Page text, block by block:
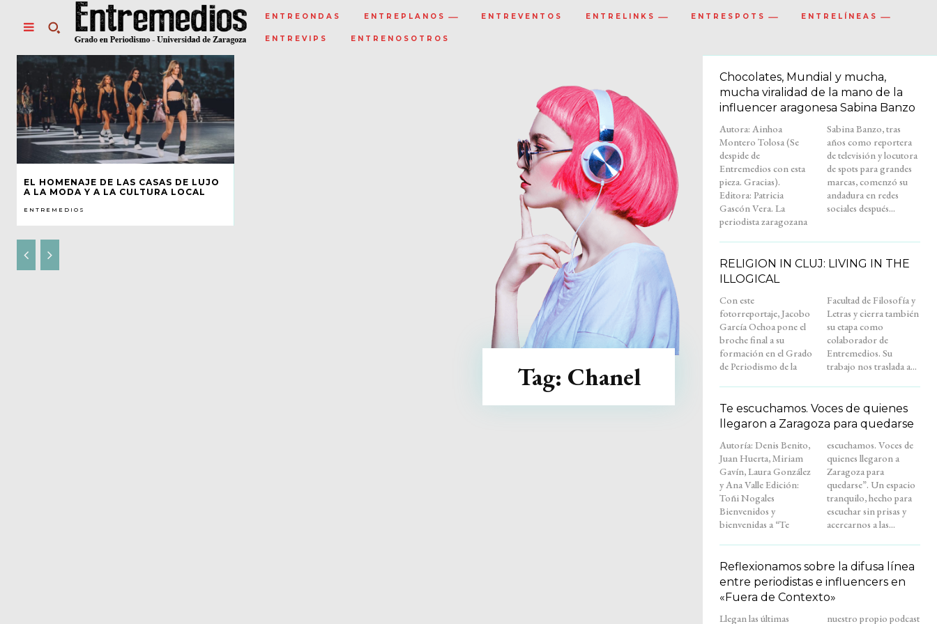
ENTREONDAS ENTREPLANOS ENTREVENTOS ENTRELINKS ENTRESPOTS ENTRELÍNEAS
ENTREVIPS ENTRENOSOTROS
EL HOMENAJE DE LAS CASAS DE LUJO
A LA MODA Y A LA CULTURA LOCAL
ENTREMEDIOS
Tag: Chanel
Chocolates, Mundial y mucha,
mucha viralidad de la mano de la
influencer aragonesa Sabina Banzo
Autora: Ainhoa
Montero Tolosa (Se
despide de
Entremedios con esta
pieza. Gracias).
Editora: Patricia
Gascón Vera. La
periodista zaragozana
Sabina Banzo, tras
años como reportera
de televisión y locutora
de spots para grandes
marcas, comenzó su
andadura en redes
sociales después...
RELIGION IN CLUJ: LIVING IN THE
ILLOGICAL
Con este
fotorreportaje, Jacobo
García Ochoa pone el
broche final a su
formación en el Grado
de Periodismo de la
Facultad de Filosofía y
Letras y cierra también
su etapa como
colaborador de
Entremedios. Su
trabajo nos traslada a...
Te escuchamos. Voces de quienes
llegaron a Zaragoza para quedarse
Autoría: Denis Benito,
Juan Huerta, Miriam
Gavín, Laura González
y Ana Valle Edición:
Toñi Nogales
Bienvenidos y
bienvenidas a “Te
escuchamos. Voces de
quienes llegaron a
Zaragoza para
quedarse”. Un espacio
tranquilo, hecho para
escuchar sin prisas y
acercarnos a las...
Reflexionamos sobre la difusa línea
entre periodistas e influencers en
«Fuera de Contexto»
Llegan las últimas
nuestro propio podcast